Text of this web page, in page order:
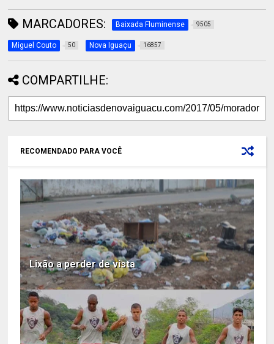
MARCADORES: Baixada Fluminense 9505
Miguel Couto 50 Nova Iguaçu 16857
COMPARTILHE:
RECOMENDADO PARA VOCÊ
Lixão a perder de vista